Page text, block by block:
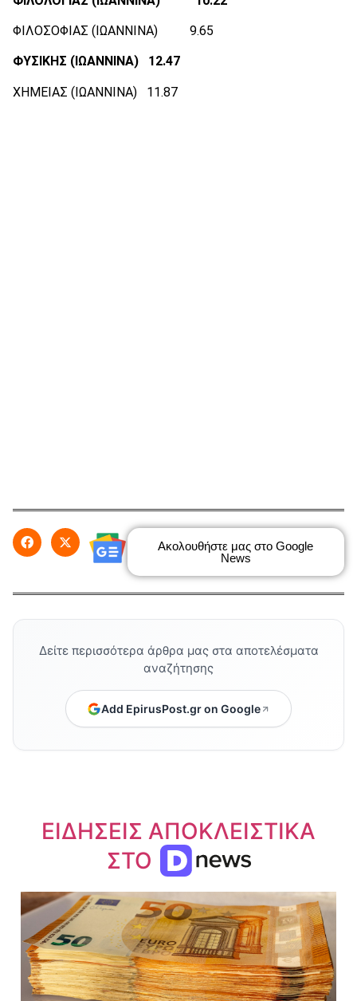
ΦΙΛΟΣΟΦΙΑΣ (ΙΩΑΝΝΙΝΑ) 9.65
ΦΥΣΙΚΗΣ (ΙΩΑΝΝΙΝΑ) 12.47
ΧΗΜΕΙΑΣ (ΙΩΑΝΝΙΝΑ) 11.87
Ακολουθήστε μας στο Google
News
Δείτε περισσότερα άρθρα μας στα αποτελέσματα
αναζήτησης
Add EpirusPost.gr on Google
ΕΙΔΗΣΕΙΣ ΑΠΟΚΛΕΙΣΤΙΚΑ
ΣΤΟ